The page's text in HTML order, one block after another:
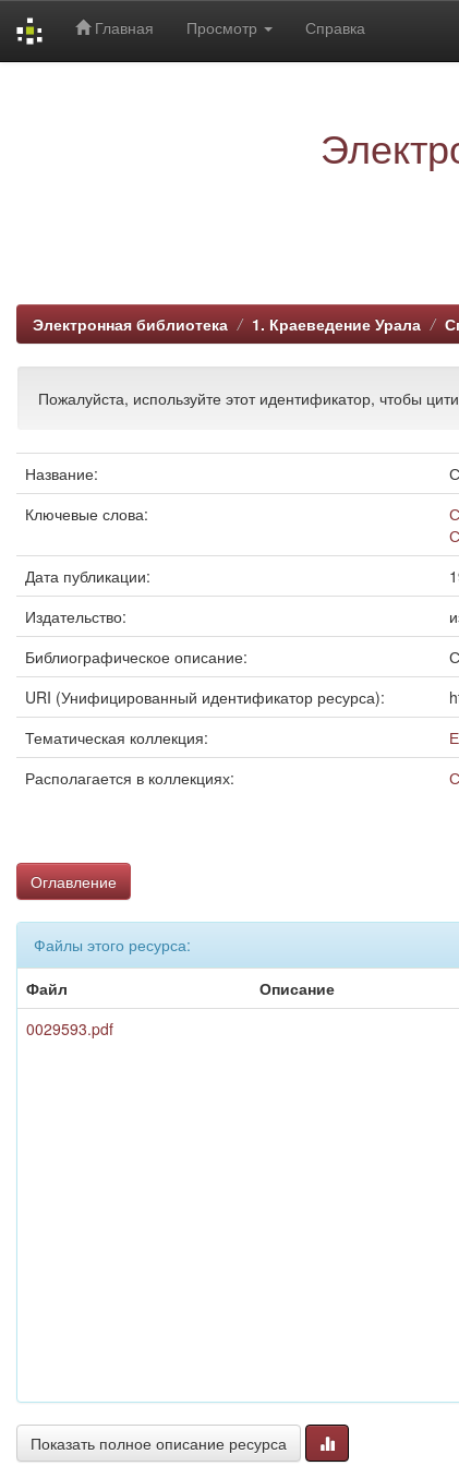
Главная Просмотр Справка
Электронная библиотека 1. Краеведение Урала
Пожалуйста, используйте этот идентификатор, чтобы
Название:
Ключевые слова:
Дата публикации:
Издательство:
Библиографическое описание:
URI (Унифицированный идентификатор ресурса):
Тематическая коллекция:
Располагается в коллекциях:
Оглавление
Файлы этого ресурса:
Файл
Описание
0029593.pdf
Показать полное описание ресурса